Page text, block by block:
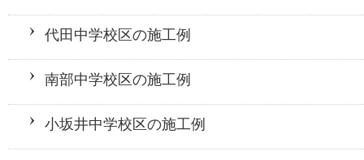
代田中学校区の施工例
南部中学校区の施工例
小坂井中学校区の施工例